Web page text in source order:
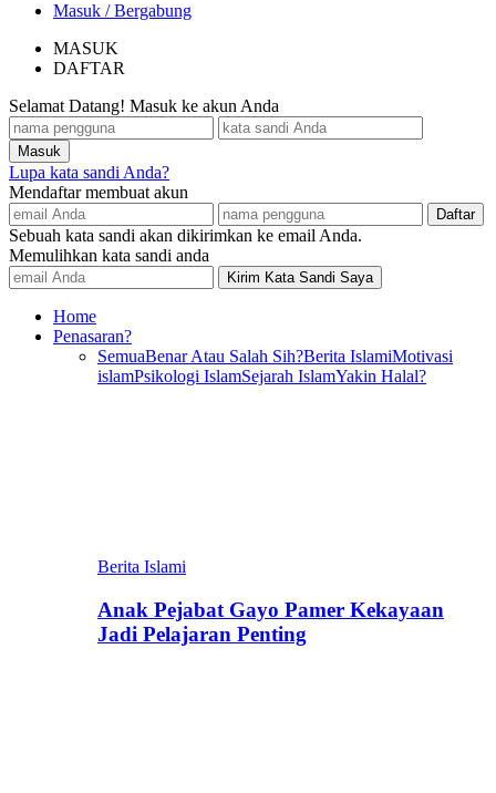
Masuk / Bergabung
MASUK
DAFTAR
Selamat Datang! Masuk ke akun Anda
Lupa kata sandi Anda?
Mendaftar membuat akun
Sebuah kata sandi akan dikirimkan ke email Anda.
Memulihkan kata sandi anda
Home
Penasaran?
SemuaBenar Atau Salah Sih?Berita IslamiMotivasi
islamPsikologi IslamSejarah IslamYakin Halal?
Berita Islami
Anak Pejabat Gayo Pamer Kekayaan
Jadi Pelajaran Penting